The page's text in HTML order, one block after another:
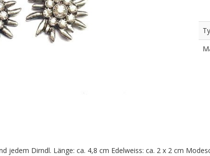
jedem Dirndl. Länge: ca. 4,8 cm Edelweiss: ca. 2 x 2 cm